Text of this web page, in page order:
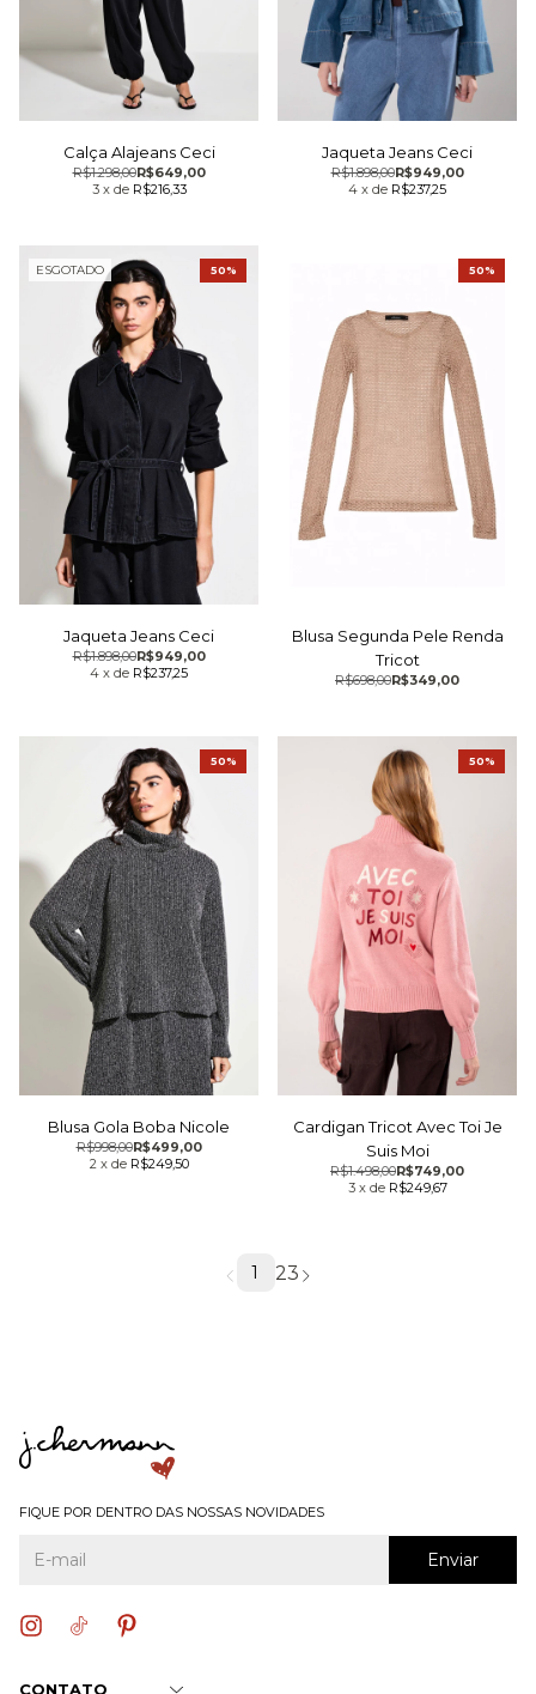
Calça Alajeans Ceci
R$649,00
R$1.298,00
3 x de R$216,33
Jaqueta Jeans Ceci
R$949,00
R$1.898,00
4 x de R$237,25
ESGOTADO
Jaqueta Jeans Ceci
R$949,00
R$1.898,00
4 x de R$237,25
50%
Blusa Segunda Pele Renda
Tricot
R$349,00
R$698,00
50%
Blusa Gola Boba Nicole
R$499,00
R$998,00
2 x de R$249,50
50%
Cardigan Tricot Avec Toi Je
Suis Moi
R$749,00
R$1.498,00
3 x de R$249,67
50%
1 23
FIQUE POR DENTRO DAS NOSSAS NOVIDADES
CONTATO